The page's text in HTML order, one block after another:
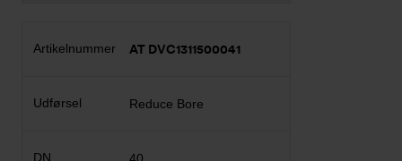
AT DVC1311500041
Reduce Bore